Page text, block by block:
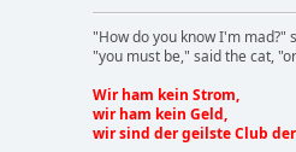
"How do you know I'm mad?"
"you must be," said the cat,
Wir ham kein Strom,
wir ham kein Geld,
wir sind der geilste Club